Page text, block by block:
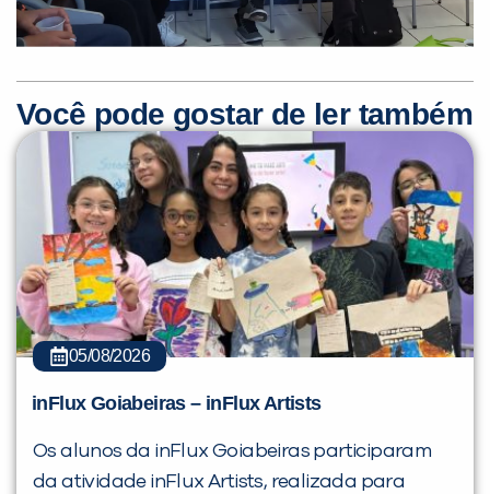
Você pode gostar de ler também
05/08/2026
inFlux Goiabeiras – inFlux Artists
Os alunos da inFlux Goiabeiras participaram
da atividade inFlux Artists, realizada para